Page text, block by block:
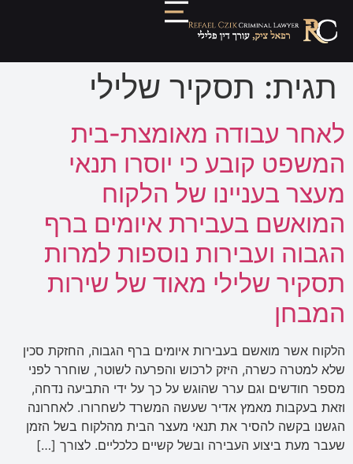
תגית: תסקיר שלילי
לאחר עבודה מאומצת-בית
המשפט קובע כי יוסרו תנאי
מעצר בעניינו של הלקוח
המואשם בעבירת איומים ברף
הגבוה ועבירות נוספות למרות
תסקיר שלילי מאוד של שירות
המבחן
הלקוח אשר מואשם בעבירות איומים ברף הגבוה, החזקת סכין
שלא למטרה כשרה, היזק לרכוש והפרעה לשוטר, שוחרר לפני
מספר חודשים וגם ערר שהוגש על כך על ידי התביעה נדחה,
וזאת בעקבות מאמץ אדיר שעשה המשרד לשחרורו. לאחרונה
הגשנו בקשה להסיר את תנאי מעצר הבית מהלקוח בשל הזמן
שעבר מעת ביצוע העבירה ובשל קשיים כלכליים. לצורך […]